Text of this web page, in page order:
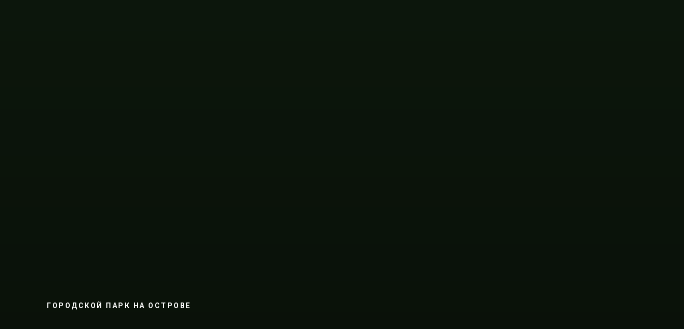
ГОРОДСКОЙ ПАРК НА ОСТРОВЕ